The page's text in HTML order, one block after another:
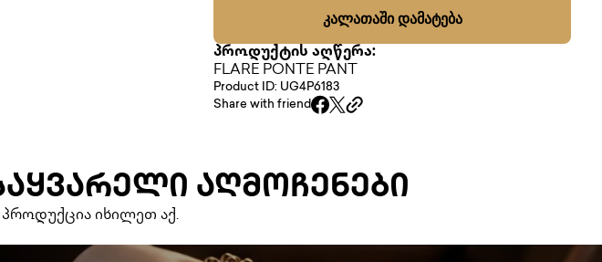
ᲙᲐᲚᲐᲗᲐᲨᲘ ᲓᲐᲛᲐᲢᲔᲑᲐ
პროდუქტის აღწერა:
FLARE PONTE PANT
Product ID: UG4P6183
Share with friend
ᲐᲦᲛᲝᲩᲔᲜᲔᲑᲘ
იხილეთ აქ.